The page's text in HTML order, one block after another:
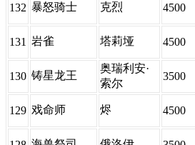
132 暴怒骑士 克烈 4500
131 岩雀 塔莉垭 4500
130 铸星龙王
奥瑞利安·
索尔
3500
129 戏命师 烬 4500